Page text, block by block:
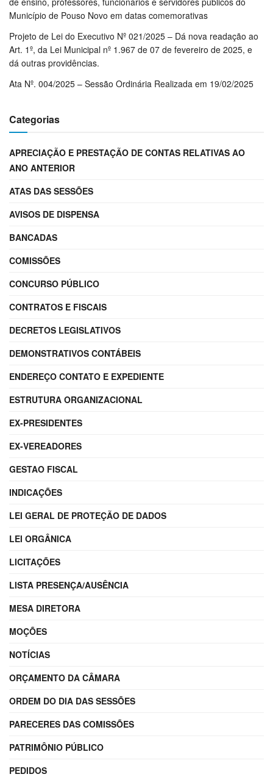
Município de Pouso Novo em datas comemorativas
Projeto de Lei do Executivo Nº 021/2025 – Dá nova readação ao
Art. 1º, da Lei Municipal nº 1.967 de 07 de fevereiro de 2025, e
dá outras providências.
Ata Nº. 004/2025 – Sessão Ordinária Realizada em 19/02/2025
Categorias
APRECIAÇÃO E PRESTAÇÃO DE CONTAS RELATIVAS AO
ANO ANTERIOR
ATAS DAS SESSÕES
AVISOS DE DISPENSA
BANCADAS
COMISSÕES
CONCURSO PÚBLICO
CONTRATOS E FISCAIS
DECRETOS LEGISLATIVOS
DEMONSTRATIVOS CONTÁBEIS
ENDEREÇO CONTATO E EXPEDIENTE
ESTRUTURA ORGANIZACIONAL
EX-PRESIDENTES
EX-VEREADORES
GESTAO FISCAL
INDICAÇÕES
LEI GERAL DE PROTEÇÃO DE DADOS
LEI ORGÂNICA
LICITAÇÕES
LISTA PRESENÇA/AUSÊNCIA
MESA DIRETORA
MOÇÕES
NOTÍCIAS
ORÇAMENTO DA CÂMARA
ORDEM DO DIA DAS SESSÕES
PARECERES DAS COMISSÕES
PATRIMÔNIO PÚBLICO
PEDIDOS